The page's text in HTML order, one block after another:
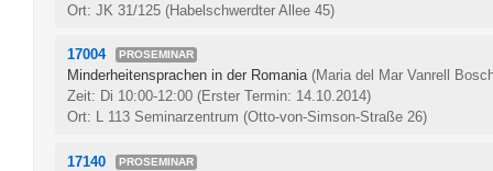
Ort: JK 31/125 (Habelschwerdter Allee 45)
17004 PROSEMINAR
Minderheitensprachen in der Romania (Maria del Mar Vanrell
Zeit: Di 10:00-12:00 (Erster Termin: 14.10.2014)
Ort: L 113 Seminarzentrum (Otto-von-Simson-Straße 26)
17140 PROSEMINAR